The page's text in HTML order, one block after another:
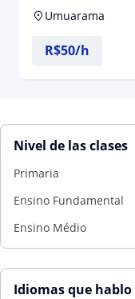
Umuarama
R$50/h
Nivel de las clases
Primaria
Ensino Fundamental
Ensino Médio
Idiomas que hablo